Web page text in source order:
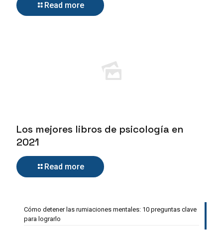
Read more
Los mejores libros de psicología en
2021
Read more
Cómo detener las rumiaciones mentales: 10 preguntas clave
para lograrlo